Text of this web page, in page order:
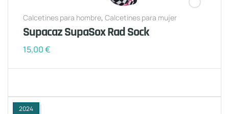
Calcetines para hombre, Calcetines para mujer
Supacaz SupaSox Rad Sock
15,00€
2024